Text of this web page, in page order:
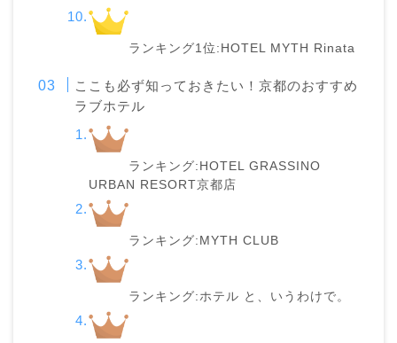
ランキング1位:HOTEL MYTH Rinata
ここも必ず知っておきたい！京都のおすすめ
ラブホテル
ランキング:HOTEL GRASSINO
URBAN RESORT京都店
ランキング:MYTH CLUB
ランキング:ホテル と、いうわけで。